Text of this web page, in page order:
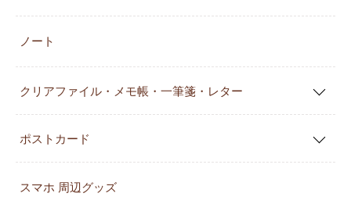
ノート
クリアファイル・メモ帳・一筆箋・レター
ポストカード
スマホ 周辺グッズ